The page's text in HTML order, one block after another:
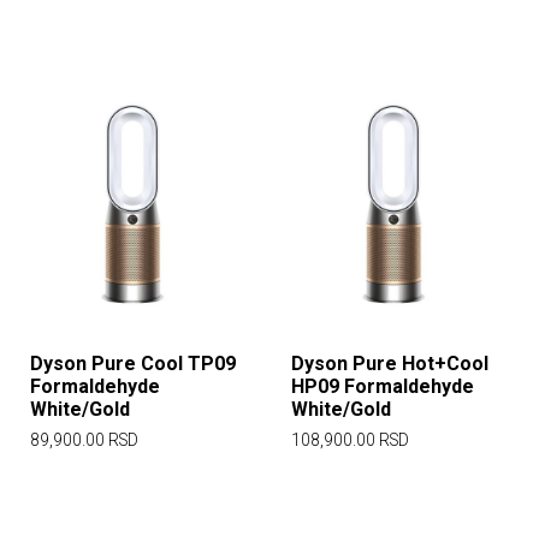
Dyson Pure Cool TP09
Formaldehyde
White/Gold
89,900.00 RSD
Dyson Pure Hot+Cool
HP09 Formaldehyde
White/Gold
108,900.00 RSD